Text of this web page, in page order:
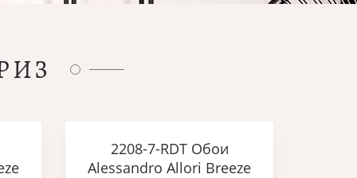
2208-7-RDT Обои
Alessandro Allori Breeze